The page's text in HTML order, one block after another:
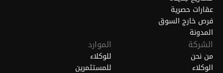
عقارات حصرية
فرص خارج السوق
المدونة
الشركة
من نحن
الوكلاء
الموارد
للوكلاء
للمستثمرين